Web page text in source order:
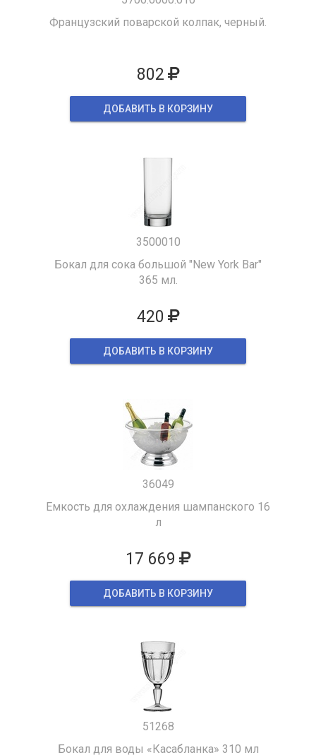
Французский поварской колпак, черный.
802
ДОБАВИТЬ В КОРЗИНУ
3500010
Бокал для сока большой "New York Bar"
365 мл.
420
ДОБАВИТЬ В КОРЗИНУ
36049
Емкость для охлаждения шампанского 16
л
17 669
ДОБАВИТЬ В КОРЗИНУ
51268
Бокал для воды «Касабланка» 310 мл